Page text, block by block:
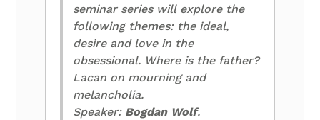
seminar series will explore the
following themes: the ideal,
desire and love in the
obsessional. Where is the father?
Lacan on mourning and
melancholia.
Speaker: Bogdan Wolf.